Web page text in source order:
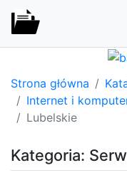
Strona główna
Internet i
Lubelskie
Kategoria: